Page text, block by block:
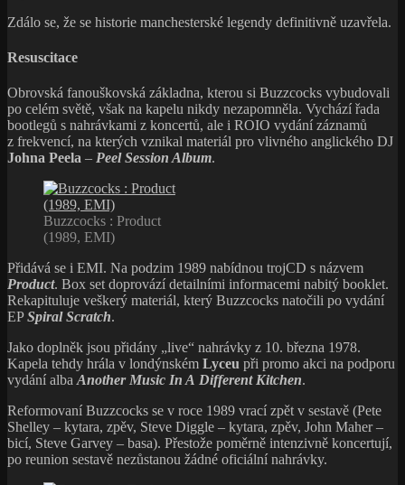
Zdálo se, že se historie manchesterské legendy definitivně uzavřela.
Resuscitace
Obrovská fanouškovská základna, kterou si Buzzcocks vybudovali
po celém světě, však na kapelu nikdy nezapomněla. Vychází řada
bootlegů s nahrávkami z koncertů, ale i ROIO vydání záznamů
z frekvencí, na kterých vznikal materiál pro vlivného anglického DJ
Johna Peela – Peel Session Album.
Buzzcocks : Product
(1989, EMI)
Přidává se i EMI. Na podzim 1989 nabídnou trojCD s názvem
Product. Box set doprovází detailními informacemi nabitý booklet.
Rekapituluje veškerý materiál, který Buzzcocks natočili po vydání
EPSpiral Scratch.
Jako doplněk jsou přidány „live“ nahrávky z 10. března 1978.
Kapela tehdy hrála v londýnském Lyceu při promo akci na podporu
vydání alba Another Music In A Different Kitchen.
Reformovaní Buzzcocks se v roce 1989 vrací zpět v sestavě (Pete
Shelley – kytara, zpěv, Steve Diggle – kytara, zpěv, John Maher –
bicí, Steve Garvey – basa). Přestože poměrně intenzivně koncertují,
po reunion sestavě nezůstanou žádné oficiální nahrávky.